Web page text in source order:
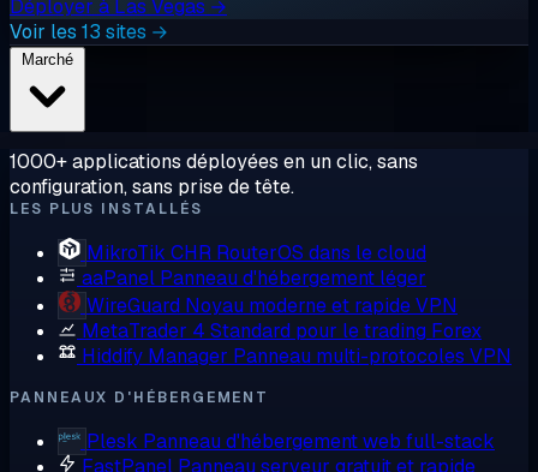
Déployer à Las Vegas →
Voir les 13 sites →
1000+ applications déployées en un clic, sans
configuration, sans prise de tête.
LES PLUS INSTALLÉS
MikroTik CHR RouterOS dans le cloud
aaPanel Panneau d'hébergement léger
WireGuard Noyau moderne et rapide VPN
MetaTrader 4 Standard pour le trading Forex
Hiddify Manager Panneau multi-protocoles VPN
PANNEAUX D'HÉBERGEMENT
Plesk Panneau d'hébergement web full-stack
FastPanel Panneau serveur gratuit et rapide